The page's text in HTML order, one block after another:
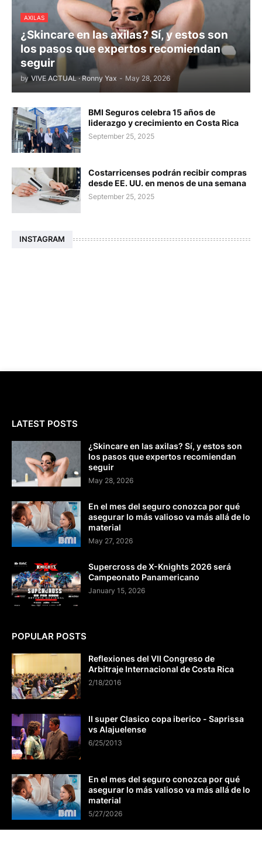
AXILAS
¿Skincare en las axilas? Sí, y estos son
los pasos que expertos recomiendan
seguir
by VIVE ACTUAL · Ronny Yax - May 28, 2026
BMI Seguros celebra 15 años de
liderazgo y crecimiento en Costa Rica
September 25, 2025
Costarricenses podrán recibir compras
desde EE. UU. en menos de una semana
September 25, 2025
INSTAGRAM
LATEST POSTS
¿Skincare en las axilas? Sí, y estos son
los pasos que expertos recomiendan
seguir
May 28, 2026
En el mes del seguro conozca por qué
asegurar lo más valioso va más allá de lo
material
May 27, 2026
Supercross de X-Knights 2026 será
Campeonato Panamericano
January 15, 2026
POPULAR POSTS
Reflexiones del VII Congreso de
Arbitraje Internacional de Costa Rica
2/18/2016
II super Clasico copa iberico - Saprissa
vs Alajuelense
6/25/2013
En el mes del seguro conozca por qué
asegurar lo más valioso va más allá de lo
material
5/27/2026